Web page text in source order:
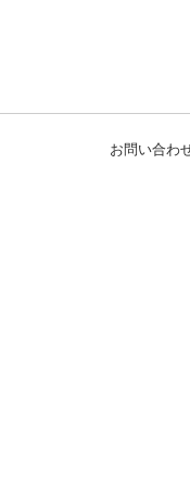
お問い合わ